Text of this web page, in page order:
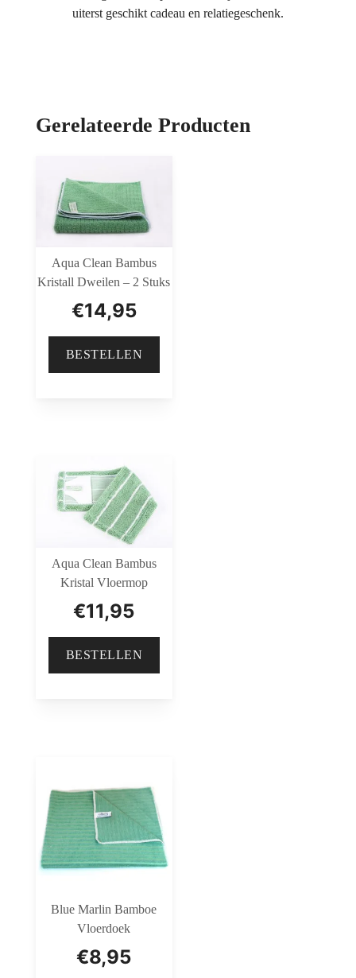
uiterst geschikt cadeau en relatiegeschenk.
Gerelateerde Producten
Aqua Clean Bambus
Kristall Dweilen – 2 Stuks
€14,95
BESTELLEN
Aqua Clean Bambus
Kristal Vloermop
€11,95
BESTELLEN
Blue Marlin Bamboe
Vloerdoek
€8,95